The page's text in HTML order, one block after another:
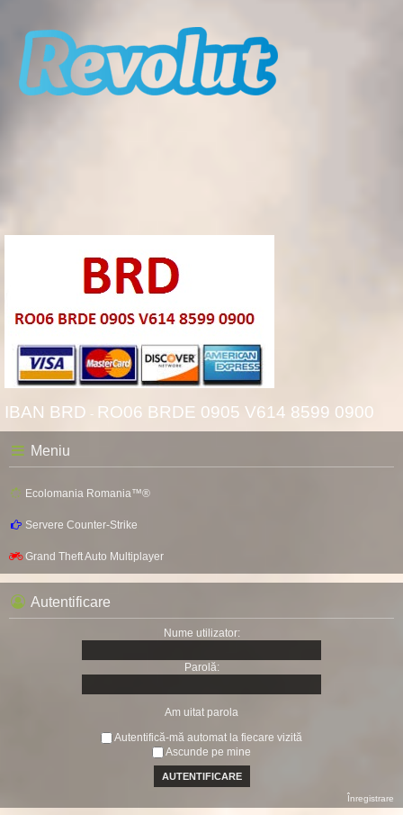
IBAN BRD - RO06 BRDE 0905 V614 8599 0900
Meniu
Ecolomania Romania™®
Servere Counter-Strike
Grand Theft Auto Multiplayer
Autentificare
Nume utilizator:
Parolă:
Am uitat parola
Autentifică-mă automat la fiecare vizită
Ascunde pe mine
Înregistrare